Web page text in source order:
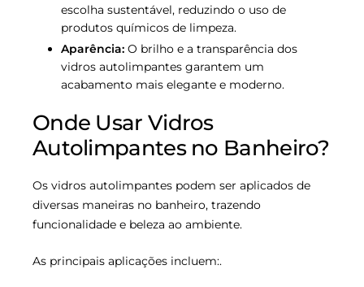
escolha sustentável, reduzindo o uso de
produtos químicos de limpeza.
Aparência: O brilho e a transparência dos
vidros autolimpantes garantem um
acabamento mais elegante e moderno.
Onde Usar Vidros
Autolimpantes no Banheiro?
Os vidros autolimpantes podem ser aplicados de
diversas maneiras no banheiro, trazendo
funcionalidade e beleza ao ambiente.
As principais aplicações incluem:.